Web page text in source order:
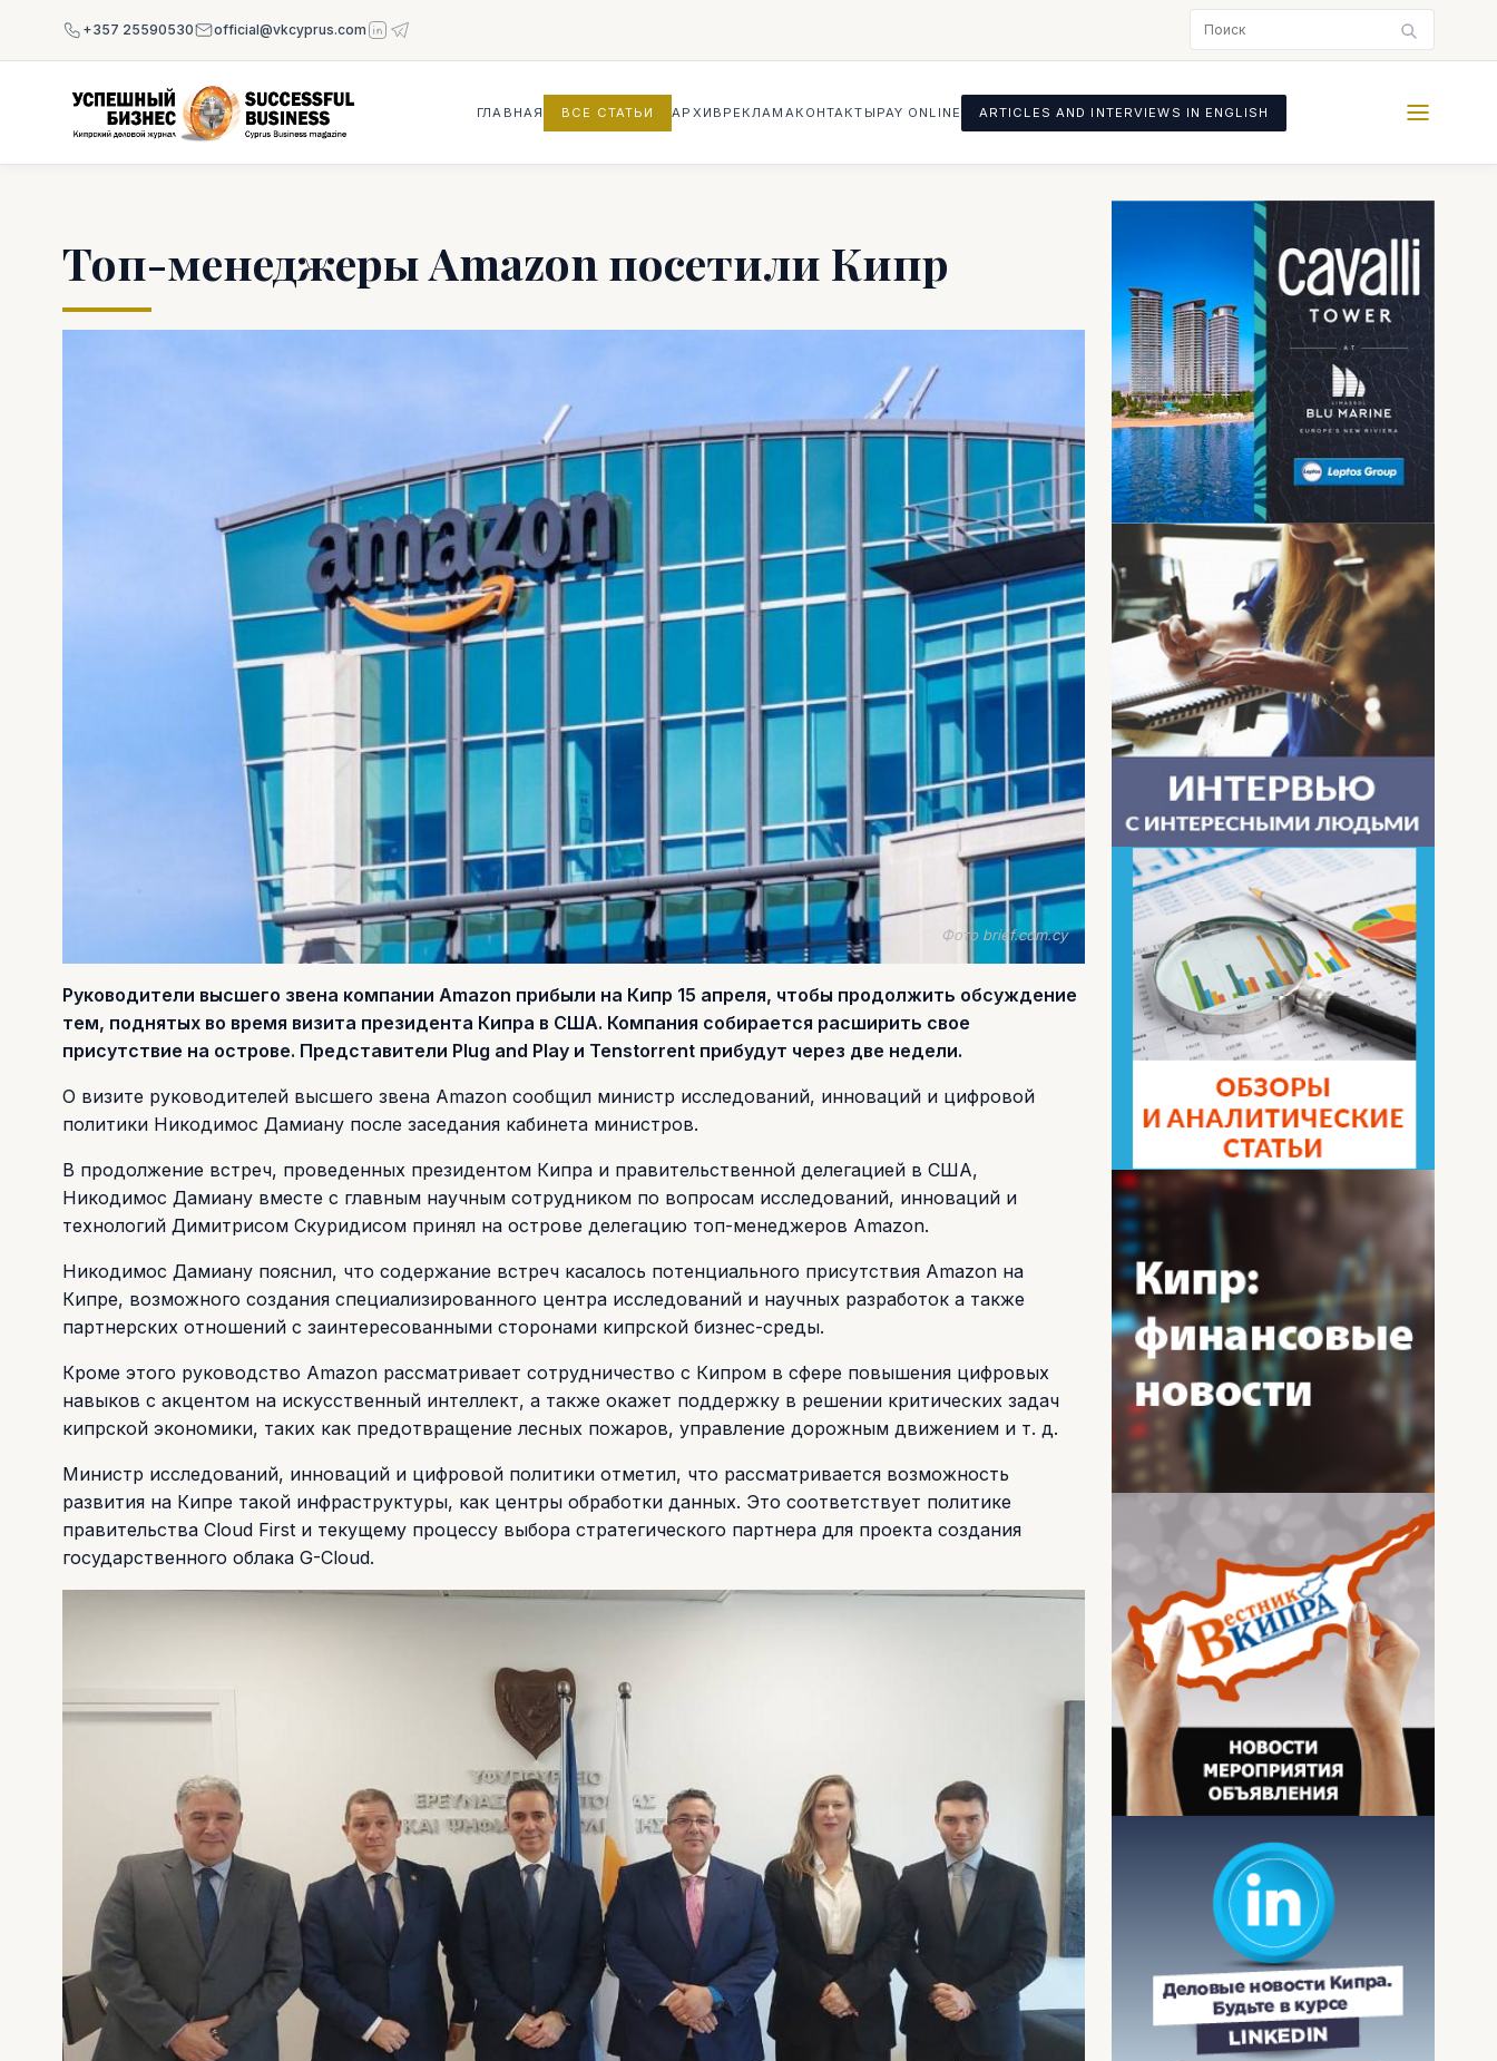
+357 25590530 official@vkcyprus.com
ГЛАВНАЯ ВСЕ СТАТЬИ АРХИВ РЕКЛАМА КОНТАКТЫ PAY ONLINE ARTICLES AND INTERVIEWS IN ENGLISH
Топ-менеджеры Amazon посетили Кипр
Фото brief.com.cy
Руководители высшего звена компании Amazon прибыли на Кипр 15 апреля, чтобы продолжить обсуждение
тем, поднятых во время визита президента Кипра в США. Компания собирается расширить свое
присутствие на острове. Представители Plug and Play и Tenstorrent прибудут через две недели.
О визите руководителей высшего звена Amazon сообщил министр исследований, инноваций и цифровой
политики Никодимос Дамиану после заседания кабинета министров.
В продолжение встреч, проведенных президентом Кипра и правительственной делегацией в США,
Никодимос Дамиану вместе с главным научным сотрудником по вопросам исследований, инноваций и
технологий Димитрисом Скуридисом принял на острове делегацию топ-менеджеров Amazon.
Никодимос Дамиану пояснил, что содержание встреч касалось потенциального присутствия Amazon на
Кипре, возможного создания специализированного центра исследований и научных разработок а также
партнерских отношений с заинтересованными сторонами кипрской бизнес-среды.
Кроме этого руководство Amazon рассматривает сотрудничество с Кипром в сфере повышения цифровых
навыков с акцентом на искусственный интеллект, а также окажет поддержку в решении критических задач
кипрской экономики, таких как предотвращение лесных пожаров, управление дорожным движением и т. д.
Министр исследований, инноваций и цифровой политики отметил, что рассматривается возможность
развития на Кипре такой инфраструктуры, как центры обработки данных. Это соответствует политике
правительства Cloud First и текущему процессу выбора стратегического партнера для проекта создания
государственного облака G-Cloud.